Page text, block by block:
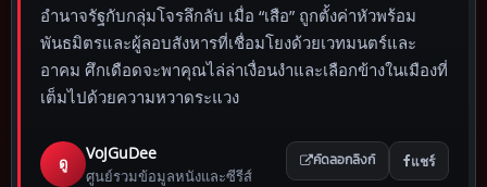
อำนาจรัฐกับกลุ่มโจรลึกลับ เมื่อ “เสือ” ถูกตั้งค่าหัวพร้อม
พันธมิตรและผู้ลอบสังหารที่เชื่อมโยงด้วยเวทมนตร์และ
อาคม ศึกเดือดจะพาคุณไล่ล่าเงื่อนงำและเลือกข้างในเมืองที่
เต็มไปด้วยความหวาดระแวง
ดู
VoJGuDee
ศูนย์รวมข้อมูลหนังและซีรีส์
คัดลอกลิงก์ แชร์